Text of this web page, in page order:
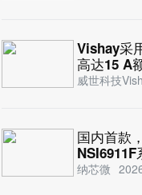
Vishay采
高达15 A
威世科技
国内首款
NSI6911F
纳芯微